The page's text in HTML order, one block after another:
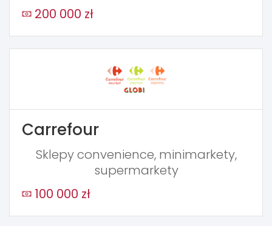
200 000 zł
Carrefour
Sklepy convenience, minimarkety,
supermarkety
100 000 zł